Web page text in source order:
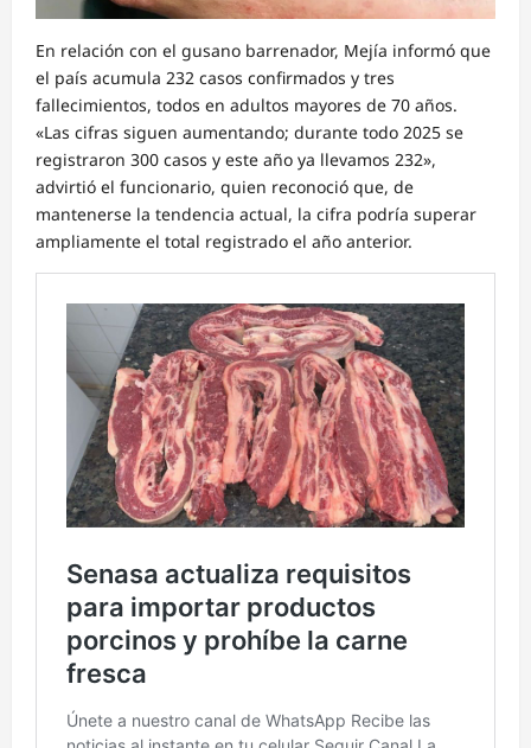
En relación con el gusano barrenador, Mejía informó que
el país acumula 232 casos confirmados y tres
fallecimientos, todos en adultos mayores de 70 años.
«Las cifras siguen aumentando; durante todo 2025 se
registraron 300 casos y este año ya llevamos 232»,
advirtió el funcionario, quien reconoció que, de
mantenerse la tendencia actual, la cifra podría superar
ampliamente el total registrado el año anterior.